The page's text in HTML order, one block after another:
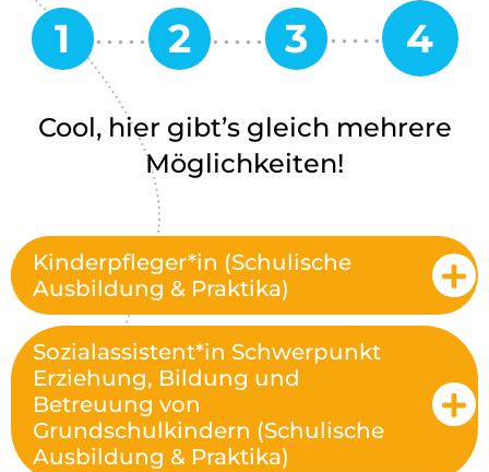
Cool, hier gibt’s gleich mehrere
Möglichkeiten!
Kinderpfleger*in (Schulische
Ausbildung & Praktika)
Sozialassistent*in Schwerpunkt
Erziehung, Bildung und
Betreuung von
Grundschulkindern (Schulische
Ausbildung & Praktika)